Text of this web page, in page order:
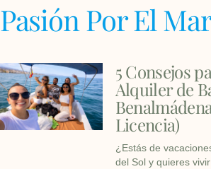
Pasión Por El
5 Consejos
Alquiler de
Licencia)
¿Estás de
del Sol y quieres